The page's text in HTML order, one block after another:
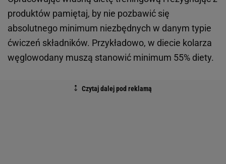
produktów pamiętaj, by nie pozbawić się
absolutnego minimum niezbędnych w danym typie
ćwiczeń składników. Przykładowo, w diecie kolarza
węglowodany muszą stanowić minimum 55% diety.